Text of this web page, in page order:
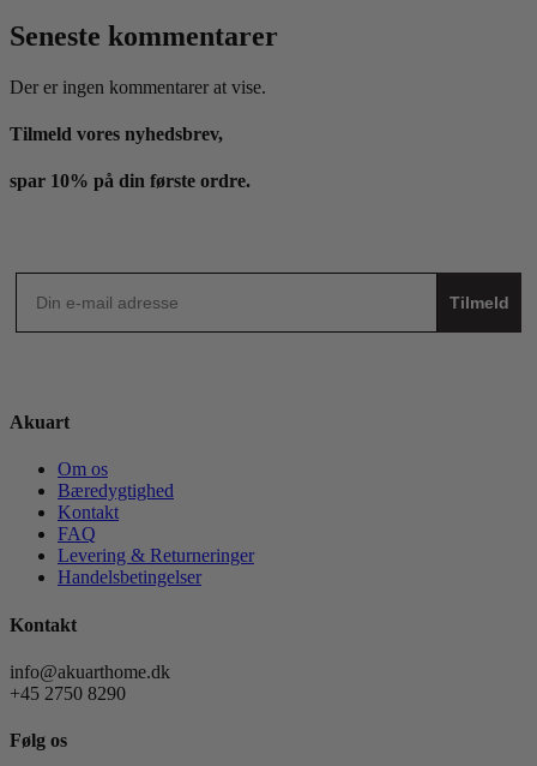
Seneste kommentarer
Der er ingen kommentarer at vise.
Tilmeld vores nyhedsbrev,
spar 10% på din første ordre.
Tilmeld
Akuart
Om os
Bæredygtighed
Kontakt
FAQ
Levering & Returneringer
Handelsbetingelser
Kontakt
info@akuarthome.dk
+45 2750 8290
Følg os